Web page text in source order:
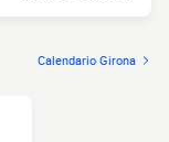
Calendario Girona